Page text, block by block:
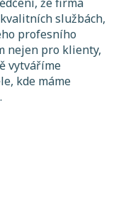
službách,
profesního
nejen pro klienty,
vytváříme
kde máme